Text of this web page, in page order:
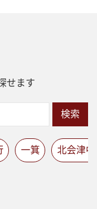
せます
検索
一箕 北会津中